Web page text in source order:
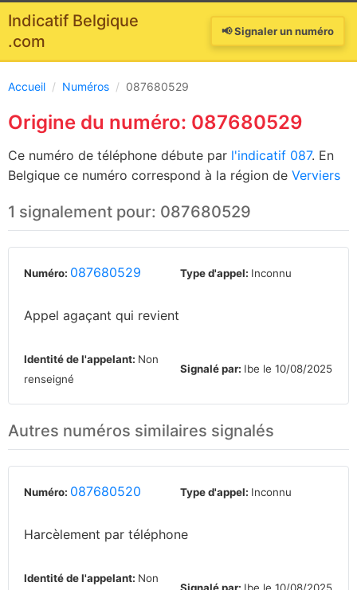
Indicatif Belgique
.com
📢 Signaler un numéro
Accueil / Numéros / 087680529
Origine du numéro: 087680529
Ce numéro de téléphone débute par l'indicatif 087. En
Belgique ce numéro correspond à la région de Verviers
1 signalement pour: 087680529
Numéro: 087680529 Type d'appel: Inconnu
Appel agaçant qui revient
Identité de l'appelant: Non
renseigné
Signalé par: Ibe le 10/08/2025
Autres numéros similaires signalés
Numéro: 087680520 Type d'appel: Inconnu
Harcèlement par téléphone
Identité de l'appelant: Non